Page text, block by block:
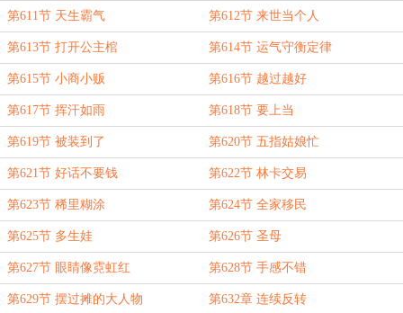
第611节 天生霸气 第612节 来世当个人
第613节 打开公主棺 第614节 运气守衡定律
第615节 小商小贩 第616节 越过越好
第617节 挥汗如雨 第618节 要上当
第619节 被装到了 第620节 五指姑娘忙
第621节 好话不要钱 第622节 林卡交易
第623节 稀里糊涂 第624节 全家移民
第625节 多生娃 第626节 圣母
第627节 眼睛像霓虹红 第628节 手感不错
第629节 摆过摊的大人物 第632章 连续反转